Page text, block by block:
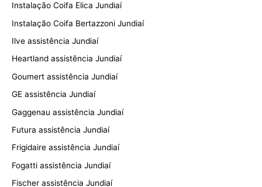
Instalação Coifa Elica Jundiaí
Instalação Coifa Bertazzoni Jundiaí
Ilve assistência Jundiaí
Heartland assistência Jundiaí
Goumert assistência Jundiaí
GE assistência Jundiaí
Gaggenau assistência Jundiaí
Futura assistência Jundiaí
Frigidaire assistência Jundiaí
Fogatti assistência Jundiaí
Fischer assistência Jundiaí